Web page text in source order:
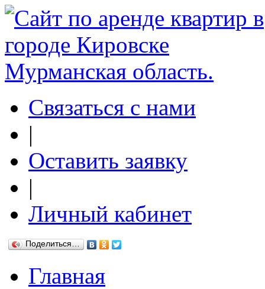
Связаться с нами
|
Оставить заявку
|
Личный кабинет
Поделиться…
Главная